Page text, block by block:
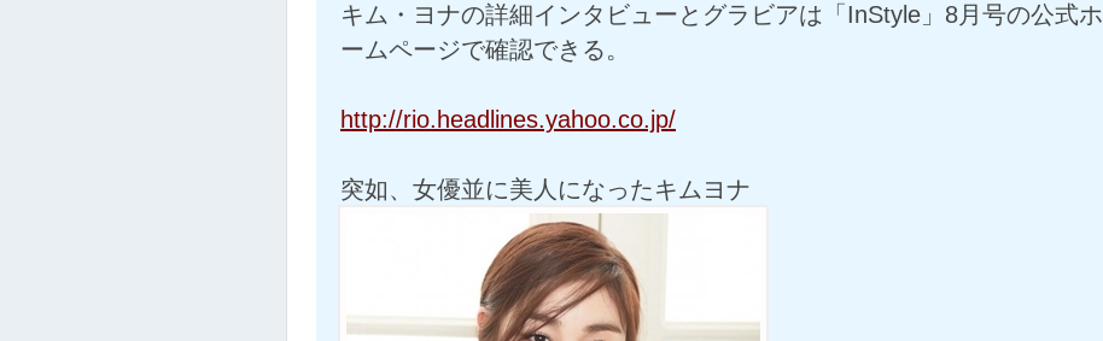
キム・ヨナの詳細インタビューとグラビアは「InStyle」8月号の公式ホ
ームページで確認できる。
http://rio.headlines.yahoo.co.jp/
突如、女優並に美人になったキムヨナ